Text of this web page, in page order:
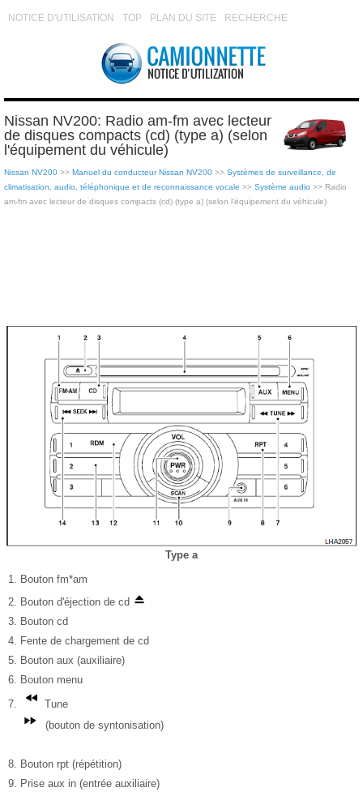
NOTICE D'UTILISATION TOP PLAN DU SITE RECHERCHE
Nissan NV200: Radio am-fm avec lecteur
de disques compacts (cd) (type a) (selon
l'équipement du véhicule)
Nissan NV200 >> Manuel du conducteur Nissan NV200 >> Systèmes de surveillance, de
climatisation, audio, téléphonique et de reconnaissance vocale >> Système audio >> Radio
am-fm avec lecteur de disques compacts (cd) (type a) (selon l'équipement du véhicule)
Type a
Bouton fm*am
Bouton d'éjection de cd
Bouton cd
Fente de chargement de cd
Bouton aux (auxiliaire)
Bouton menu
Tune
(bouton de syntonisation)
Bouton rpt (répétition)
Prise aux in (entrée auxiliaire)